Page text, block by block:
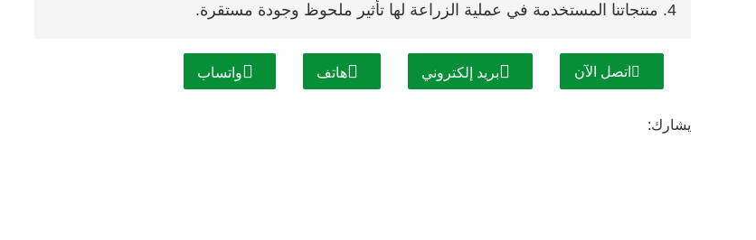
4. منتجاتنا المستخدمة في عملية الزراعة لها تأثير ملحوظ وجودة مستقرة.
اتصل الآن بريد إلكتروني هاتف واتساب
يشارك: